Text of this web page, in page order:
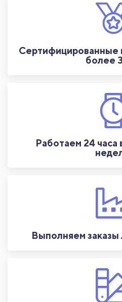
Сертифицированные
более
Работаем 24 часа
Выполняем